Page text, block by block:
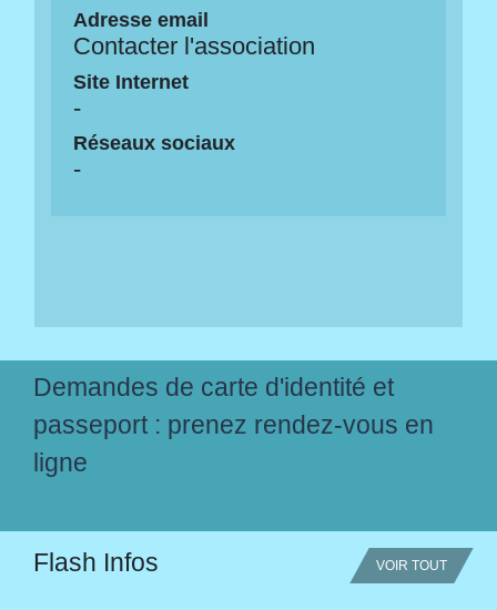
Adresse email
Contacter l'association
Site Internet
-
Réseaux sociaux
-
Demandes de carte d'identité et
passeport : prenez rendez-vous en
ligne
Flash Infos VOIR TOUT